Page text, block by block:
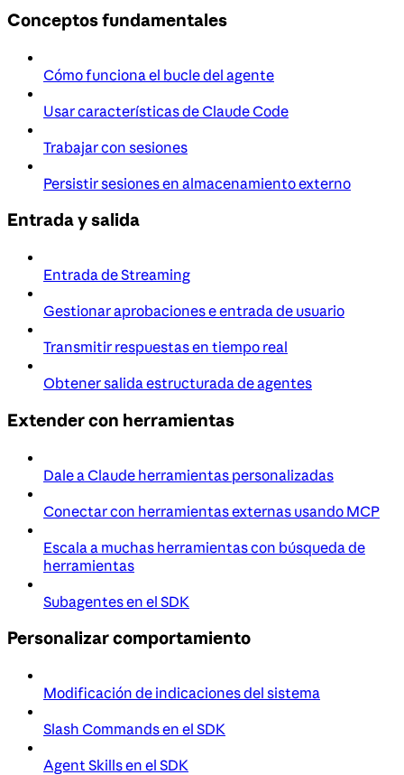
Conceptos fundamentales
Cómo funciona el bucle del agente
Usar características de Claude Code
Trabajar con sesiones
Persistir sesiones en almacenamiento externo
Entrada y salida
Entrada de Streaming
Gestionar aprobaciones e entrada de usuario
Transmitir respuestas en tiempo real
Obtener salida estructurada de agentes
Extender con herramientas
Dale a Claude herramientas personalizadas
Conectar con herramientas externas usando MCP
Escala a muchas herramientas con búsqueda de
herramientas
Subagentes en el SDK
Personalizar comportamiento
Modificación de indicaciones del sistema
Slash Commands en el SDK
Agent Skills en el SDK